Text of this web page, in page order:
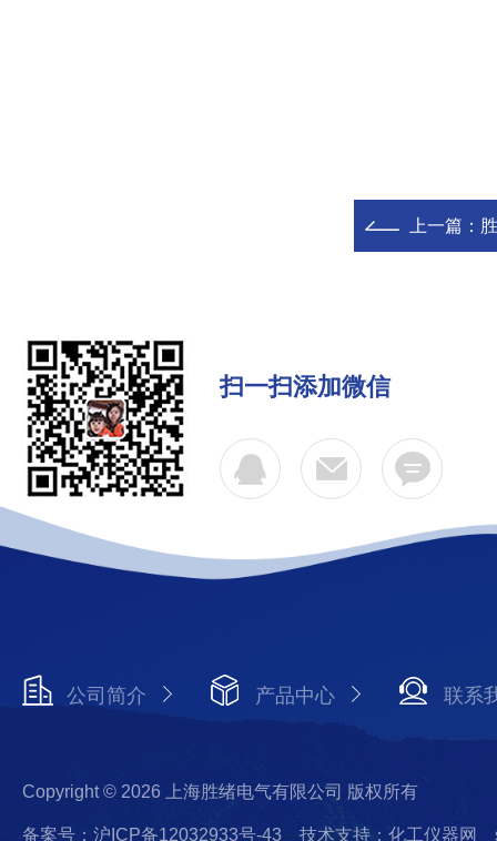
上一篇：
扫一扫添加微信
公司简介 产品中心 联系
Copyright © 2026 上海胜绪电气有限公司 版权所有
备案号：沪ICP备12032933号-43 技术支持：化工仪器网